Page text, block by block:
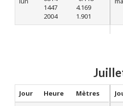
1447
2004
4.169
1.901
Jour Heure Mètres